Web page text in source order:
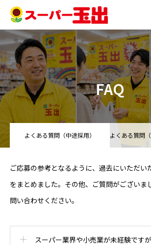
HOME
COMPANY
CAREER
PART-TIMER アルバイト・パ
FOR FOREIGNERS 外
RECRUIT
店長候補
鮮魚スタッフ
FAQ
よくある質問（中途採用） よくある質問
ご応募の参考となるように、過去にいただい
をまとめました。その他、ご質問がございま
問い合わせください。
スーパー業界や小売業が未経験です